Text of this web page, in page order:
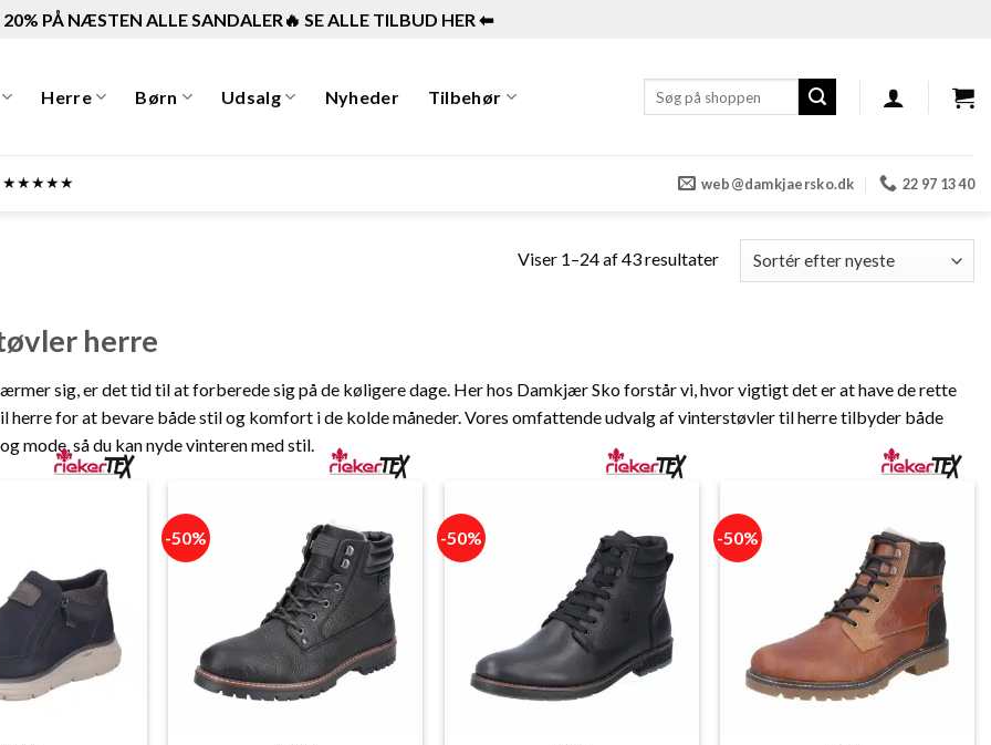
20% PÅ NÆSTEN ALLE SANDALER🔥 SE ALLE TILBUD HER ⬅︎
Herre Børn Udsalg Nyheder Tilbehør
efter:
★★★★★ web@damkjaersko.dk 22 97 13 40
Viser 1–24 af 43 resultaterSorteret
efter
herre
sig, er det tid til at forberede sig på de køligere dage. Her hos Damkjær Sko forstår vi, hvor vigtigt det er at have de rette
herre for at bevare både stil og komfort i de kolde måneder. Vores omfattende udvalg af vinterstøvler til herre tilbyder både
mode, så du kan nyde vinteren med stil.
-50% -50% -50%